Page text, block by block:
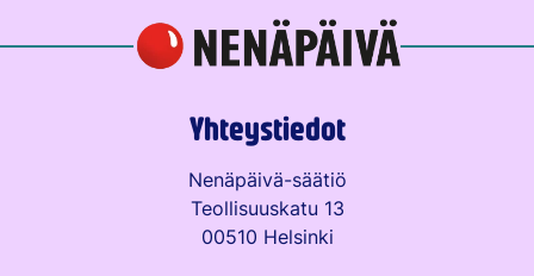
Yhteystiedot
Nenäpäivä-säätiö
Teollisuuskatu 13
00510 Helsinki